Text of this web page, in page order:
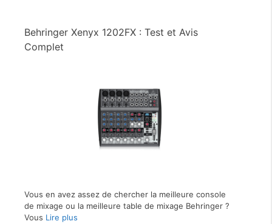
Behringer Xenyx 1202FX : Test et Avis
Complet
Vous en avez assez de chercher la meilleure console
de mixage ou la meilleure table de mixage Behringer ?
Vous Lire plus